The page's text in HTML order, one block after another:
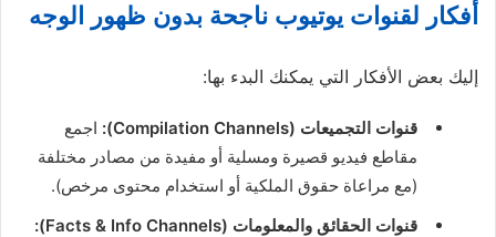
أفكار لقنوات يوتيوب ناجحة بدون ظهور الوجه
إليك بعض الأفكار التي يمكنك البدء بها:
قنوات التجميعات (Compilation Channels):
اجمع
مقاطع فيديو قصيرة ومسلية أو مفيدة من مصادر مختلفة
(مع مراعاة حقوق الملكية أو استخدام محتوى مرخص).
قنوات الحقائق والمعلومات (Facts & Info Channels):